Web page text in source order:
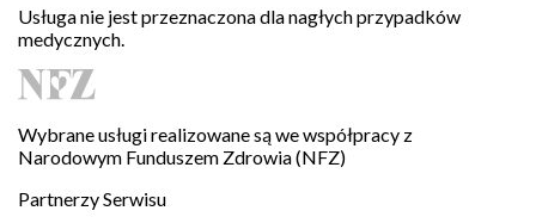
Usługa nie jest przeznaczona dla nagłych przypadków
medycznych.
Wybrane usługi realizowane są we współpracy z
Narodowym Funduszem Zdrowia (NFZ)
Partnerzy Serwisu